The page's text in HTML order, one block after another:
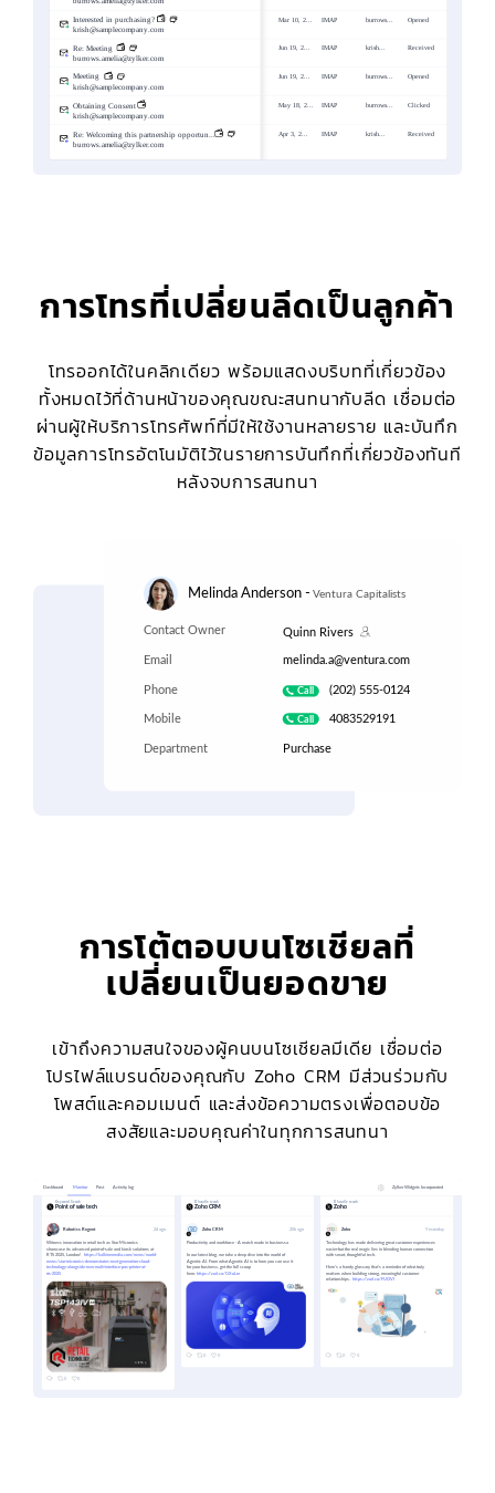
การโทรที่เปลี่ยนลีดเป็นลูกค้า
โทรออกได้ในคลิกเดียว พร้อมแสดงบริบทที่เกี่ยวข้อง
ทั้งหมดไว้ที่ด้านหน้าของคุณขณะสนทนากับลีด เชื่อมต่อ
ผ่านผู้ให้บริการโทรศัพท์ที่มีให้ใช้งานหลายราย และบันทึก
ข้อมูลการโทรอัตโนมัติไว้ในรายการบันทึกที่เกี่ยวข้องทันที
หลังจบการสนทนา
การโต้ตอบบนโซเชียลที่
เปลี่ยนเป็นยอดขาย
เข้าถึงความสนใจของผู้คนบนโซเชียลมีเดีย เชื่อมต่อ
โปรไฟล์แบรนด์ของคุณกับ Zoho CRM มีส่วนร่วมกับ
โพสต์และคอมเมนต์ และส่งข้อความตรงเพื่อตอบข้อ
สงสัยและมอบคุณค่าในทุกการสนทนา